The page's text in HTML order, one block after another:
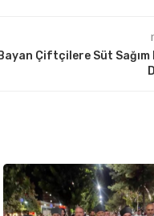
Çiftçilere Süt Sağım